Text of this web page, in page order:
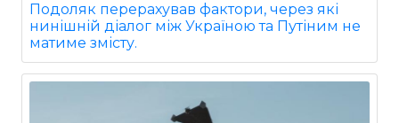
Подоляк перерахував фактори, через які
нинішній діалог між Україною та Путіним не
матиме змісту.